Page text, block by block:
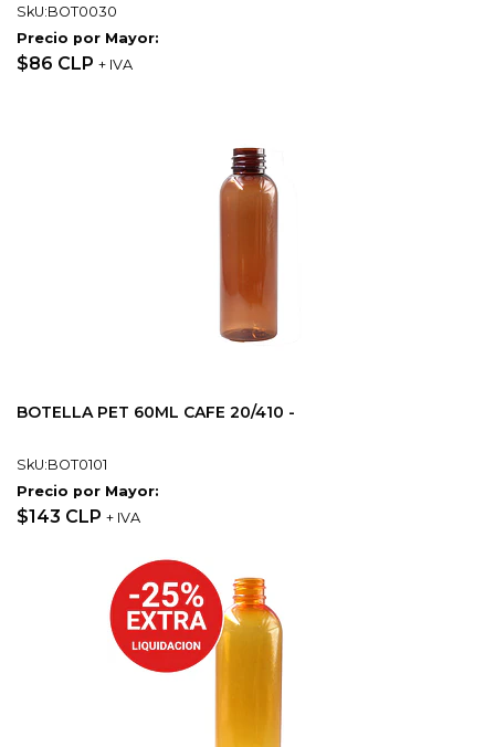
SkU:BOT0030
Precio por Mayor:
$86 CLP + IVA
BOTELLA PET 60ML CAFE 20/410 -
SkU:BOT0101
Precio por Mayor:
$143 CLP + IVA